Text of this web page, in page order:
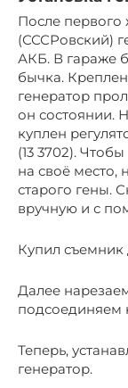
После первого
(СССРовский)
АКБ. В гараже
бычка.
генератор
он состоянии.
куплен
(13 3702).
на своё место,
старого гены.
вручную и с
Купил
Далее
подсоединяем
Теперь,
генератор.